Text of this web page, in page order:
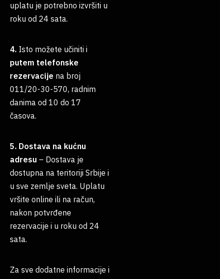
uplatu je potrebno izvršiti u
roku od 24 sata.
4. Isto možete učiniti i
putem telefonske
rezervacije na broj
011/20-30-570, radnim
danima od 10 do 17
časova.
5. Dostava na kućnu
adresu – Dostava je
dostupna na teritoriji Srbije i
u sve zemlje sveta. Uplatu
vršite online ili na račun,
nakon potvrđene
rezervacije i u roku od 24
sata.
Za sve dodatne informacije i